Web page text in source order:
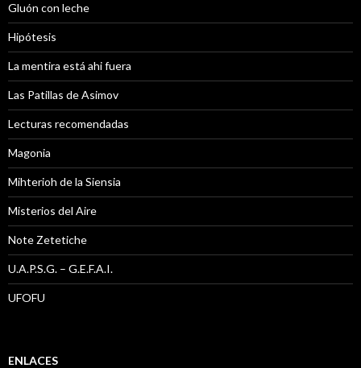
Gluón con leche
Hipótesis
La mentira está ahi fuera
Las Patillas de Asimov
Lecturas recomendadas
Magonia
Mihterioh de la Siensia
Misterios del Aire
Note Zetetiche
U.A.P.S.G. – G.E.F.A.I.
UFOFU
ENLACES